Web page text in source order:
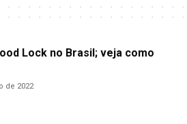
Lock no Brasil; veja como
de 2022